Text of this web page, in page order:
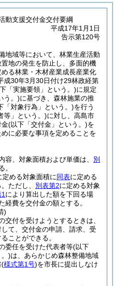
動支援交付金交付要綱
平成17年1月1日
告示第120号
地域等において、林業生産活動
地の発生を防止し、多面的機
る林業・木材産業成長産業化
成30年3月30日付け29林政経第
「実施要領」という。)に規定
う。)に基づき、森林施業の推
「対象行為」という。)を行う
等」という。)に対し、高島市
(以下「交付金」という。)を
に必要な事項を定めることを
容、対象面積および単価は、 別
。
定める対象面積に同表に定める
ただし、 別表第2に定める対象
により算出した額を下回る場
経費を交付金の額とする。
)
交付を受けようとするときは、
て、交付金の申請、請求、受
ことができる。
委任を受けた代表者等(以下
。)は、あらかじめ森林整備地域
(様式第1号)を市長に提出しなけ